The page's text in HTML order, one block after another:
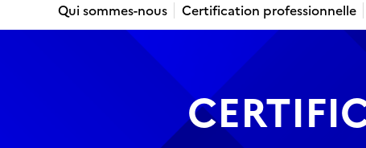
Qui sommes-nous
Certification professionnelle